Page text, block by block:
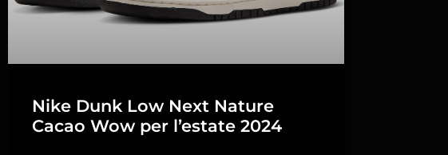
Nike Dunk Low Next Nature
Cacao Wow per l’estate 2024